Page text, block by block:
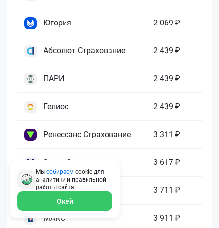
Югория 2 069 ₽
Абсолют Страхование 2 439 ₽
ПАРИ 2 439 ₽
Гелиос 2 439 ₽
Ренессанс Страхование 3 311 ₽
Зетта Страхование 3 617 ₽
ГАЙДЕ 3 711 ₽
МАКС 3 911 ₽
Мы собираем cookie для
аналитики и правильной
работы сайта
Окей